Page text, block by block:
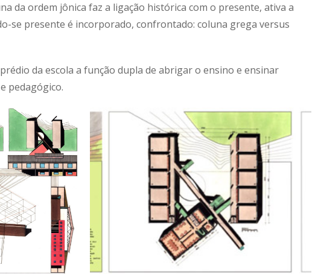
da ordem jônica faz a ligação histórica com o presente, ativa a
se presente é incorporado, confrontado: coluna grega versus
da escola a função dupla de abrigar o ensino e ensinar
pedagógico.